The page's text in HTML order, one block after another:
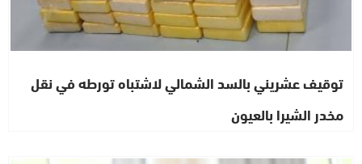
توقيف عشريني بالسد الشمالي لاشتباه تورطه في نقل
مخدر الشيرا بالعيون